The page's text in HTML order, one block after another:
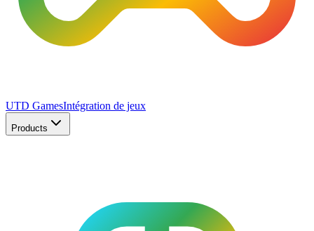
UTD GamesIntégration de jeux
Products